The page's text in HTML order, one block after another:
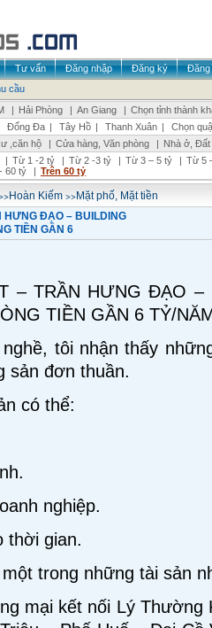
Tư vấn Đăng nhập Đăng ký
Đăng
cầu
| Hải Phòng | An Giang | Chọn tỉnh thành
Đống Đa | Tây Hồ | Thanh Xuân |
Chọn
,căn hộ | Cửa hàng, Văn phòng | Nhà ở,
| Từ 1 -2 tỷ | Từ 2 -3 tỷ | Từ 3 – 5 tỷ | Từ 5
60 tỷ | Trên 60 tỷ
Hoàn Kiếm >>Mặt phố, Mặt tiền
HƯNG ĐẠO – BUILDING
TIỀN GẦN 6
– TRẦN HƯNG ĐẠO –
TIỀN GẦN 6 TỶ/
tôi nhận thấy
sản đơn thuần.
có thể:
nghiệp.
thời gian.
trong những tài sản
mại kết nối Lý Thường